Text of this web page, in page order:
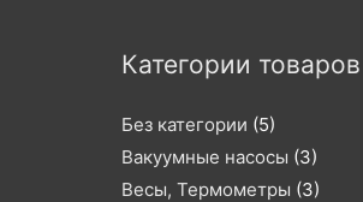
Категории товаров
Без категории (5)
Вакуумные насосы (3)
Весы, Термометры (3)